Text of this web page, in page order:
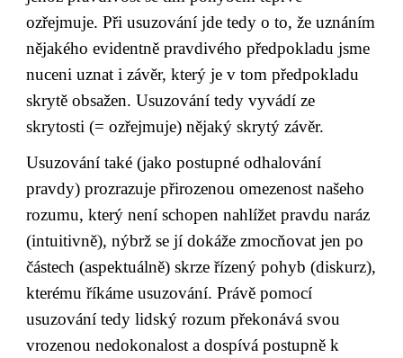
ozřejmuje. Při usuzování jde tedy o to, že uznáním
nějakého evidentně pravdivého předpokladu jsme
nuceni uznat i závěr, který je v tom předpokladu
skrytě obsažen. Usuzování tedy vyvádí ze
skrytosti (= ozřejmuje) nějaký skrytý závěr.
Usuzování také (jako postupné odhalování
pravdy) prozrazuje přirozenou omezenost našeho
rozumu, který není schopen nahlížet pravdu naráz
(intuitivně), nýbrž se jí dokáže zmocňovat jen po
částech (aspektuálně) skrze řízený pohyb (diskurz),
kterému říkáme usuzování. Právě pomocí
usuzování tedy lidský rozum překonává svou
vrozenou nedokonalost a dospívá postupně k